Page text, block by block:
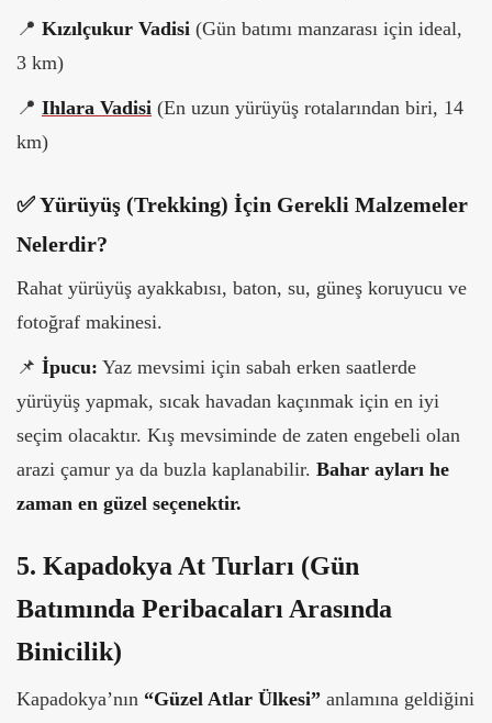
📍 Kızılçukur Vadisi (Gün batımı manzarası için ideal,
3 km)
📍 Ihlara Vadisi (En uzun yürüyüş rotalarından biri, 14
km)
✅ Yürüyüş (Trekking) İçin Gerekli Malzemeler
Nelerdir?
Rahat yürüyüş ayakkabısı, baton, su, güneş koruyucu ve
fotoğraf makinesi.
📌 İpucu: Yaz mevsimi için sabah erken saatlerde
yürüyüş yapmak, sıcak havadan kaçınmak için en iyi
seçim olacaktır. Kış mevsiminde de zaten engebeli olan
arazi çamur ya da buzla kaplanabilir. Bahar ayları he
zaman en güzel seçenektir.
5. Kapadokya At Turları (Gün
Batımında Peribacaları Arasında
Binicilik)
Kapadokya’nın “Güzel Atlar Ülkesi” anlamına geldiğini